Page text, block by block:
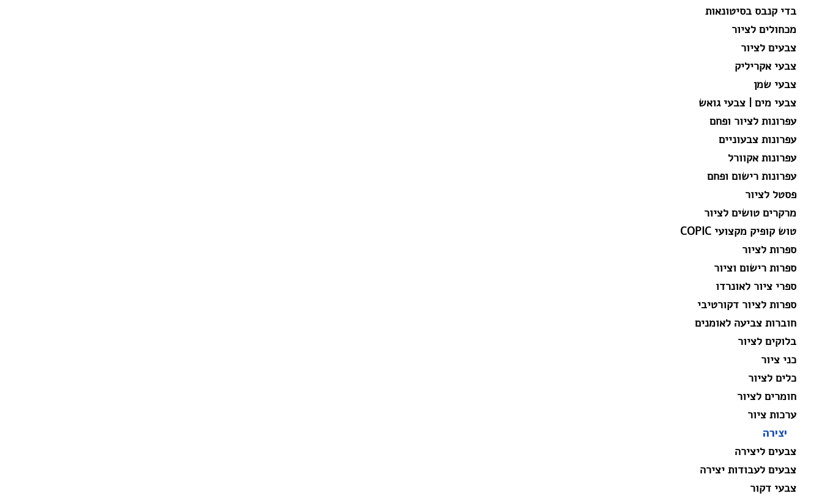
בדי קנבס בסיטונאות
מכחולים לציור
צבעים לציור
צבעי אקריליק
צבעי שמן
צבעי מים | צבעי גואש
עפרונות לציור ופחם
עפרונות צבעוניים
עפרונות אקוורל
עפרונות רישום ופחם
פסטל לציור
מרקרים טושים לציור
טוש קופיק מקצועי COPIC
ספרות לציור
ספרות רישום וציור
ספרי ציור לאונרדו
ספרות לציור דקורטיבי
חוברות צביעה לאומנים
בלוקים לציור
כני ציור
כלים לציור
חומרים לציור
ערכות ציור
יצירה
צבעים ליצירה
צבעים לעבודות יצירה
צבעי דקור